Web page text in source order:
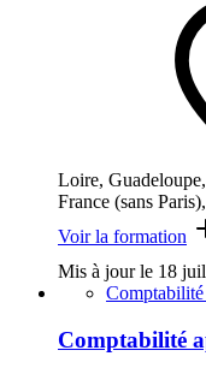
Loire,
France (sans
Voir la formation
Mis à jour le 18
Comptabilité
Comptabilité